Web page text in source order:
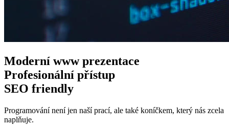
Moderní wwwprezentace
Profesionální přístup
SEO friendly
Programování není jen naší prací, ale také koníčkem, který nás zcela
naplňuje.